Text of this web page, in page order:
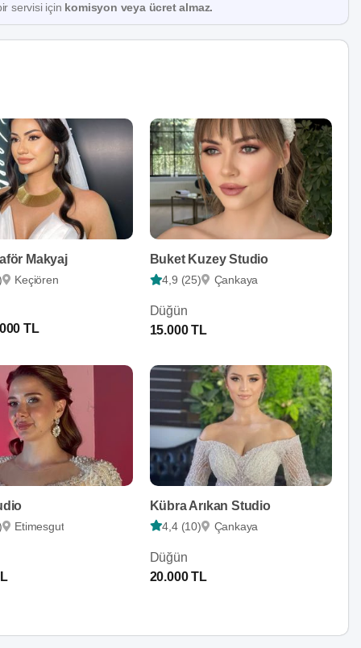
servisi için komisyon veya ücret almaz.
Makyaj
Keçiören
TL
Buket Kuzey Studio
4,9 (25) Çankaya
Düğün
15.000 TL
Etimesgut
Kübra Arıkan Studio
4,4 (10) Çankaya
Düğün
20.000 TL